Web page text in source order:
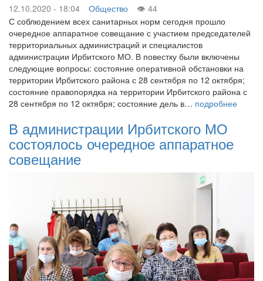
12.10.2020 - 18:04 Общество
44
С соблюдением всех санитарных норм сегодня прошло
очередное аппаратное совещание с участием председателей
территориальных администраций и специалистов
администрации Ирбитского МО. В повестку были включены
следующие вопросы: состояние оперативной обстановки на
территории Ирбитского района с 28 сентября по 12 октября;
состояние правопорядка на территории Ирбитского района с
28 сентября по 12 октября; состояние дель в… подробнее
В администрации Ирбитского МО
состоялось очередное аппаратное
совещание